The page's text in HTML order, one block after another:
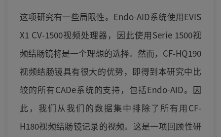
这项研究有一些局限性。Endo-AID系统使用EVIS
X1 CV-1500视频处理器，因此使用Serie 1500视
频结肠镜将是一个理想的选择。然而，CF-HQ190
视频结肠镜具有很大的优势，即得到本研究中比
较的所有CADe系统的支持，包括Endo-AID。因
此，我们从我们的数据集中排除了所有用CF-
H180视频结肠镜记录的视频。这是一项回顾性研